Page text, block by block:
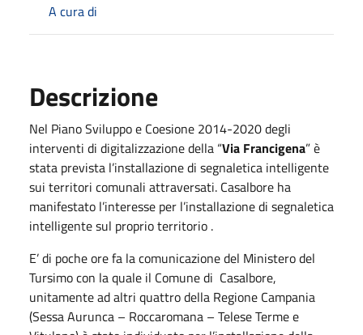
A cura di
Descrizione
Nel Piano Sviluppo e Coesione 2014-2020 degli
interventi di digitalizzazione della “Via Francigena” è
stata prevista l’installazione di segnaletica intelligente
sui territori comunali attraversati. Casalbore ha
manifestato l’interesse per l’installazione di segnaletica
intelligente sul proprio territorio .
E’ di poche ore fa la comunicazione del Ministero del
Tursimo con la quale il Comune di Casalbore,
unitamente ad altri quattro della Regione Campania
(Sessa Aurunca – Roccaromana – Telese Terme e